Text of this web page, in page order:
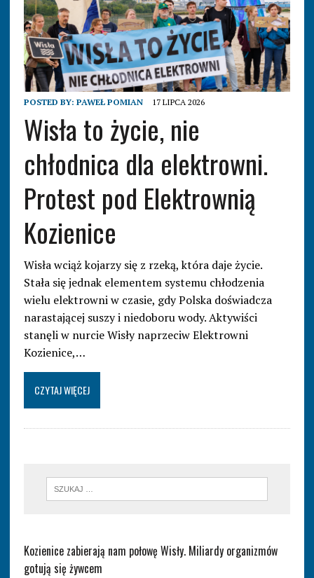
POSTED BY: PAWEŁ POMIAN 17 LIPCA 2026
Wisła to życie, nie
chłodnica dla elektrowni.
Protest pod Elektrownią
Kozienice
Wisła wciąż kojarzy się z rzeką, która daje życie.
Stała się jednak elementem systemu chłodzenia
wielu elektrowni w czasie, gdy Polska doświadcza
narastającej suszy i niedoboru wody. Aktywiści
stanęli w nurcie Wisły naprzeciw Elektrowni
Kozienice,…
CZYTAJ WIĘCEJ
Kozienice zabierają nam połowę Wisły. Miliardy organizmów
gotują się żywcem